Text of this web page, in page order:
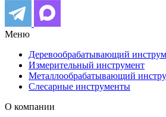
Меню
Деревообрабатывающий
Измерительный инструмент
Металлообрабатывающий
Слесарные инструменты
О компании